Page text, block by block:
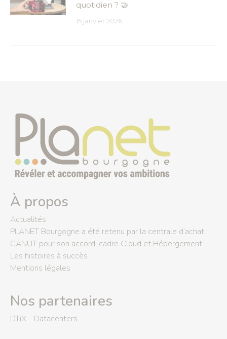
quotidien ? 🤝
15 janvier 2026
À propos
Actualités
PLANET Bourgogne a été retenu par la centrale d’achat
CANUT pour son accord-cadre Cloud et Hébergement
Les histoires à succès
Mentions légales
Nos partenaires
DTiX - Datacenters